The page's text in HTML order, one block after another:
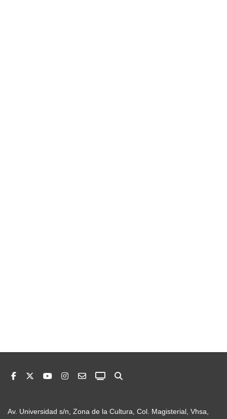
Av. Universidad s/n, Zona de la Cultura, Col. Magisterial, Vhsa,